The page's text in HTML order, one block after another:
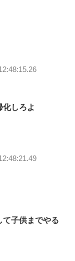
しろよ
て子供までやる